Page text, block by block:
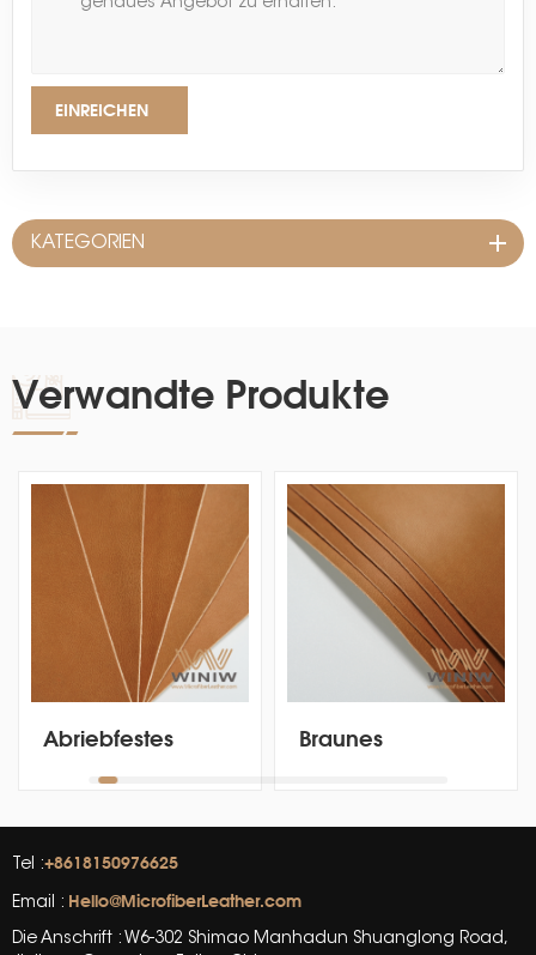
EINREICHEN
KATEGORIEN
Verwandte Produkte
Abriebfestes
für Etiketten
Braunes
veganem Leder
Tel :+8618150976625
Email : Hello@MicrofiberLeather.com
Die Anschrift : W6-302 Shimao Manhadun Shuanglong Road,